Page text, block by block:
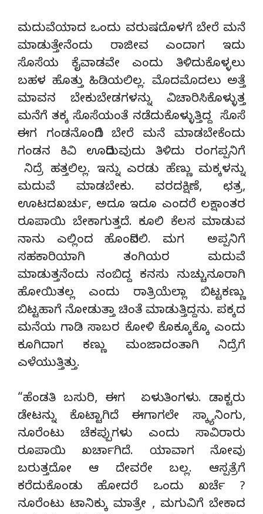
ಮದುವೆಯಾದ ಒಂದು ವರುಷದೊಳಗೆ ಬೇರೆ ಮನೆ
ಮಾಡುತ್ತೇನೆಂದು ರಾಜೀವ ಎಂದಾಗ ಇದು
ಸೊಸೆಯ ಕೈವಾಡವೇ ಎಂದು ತಿಳಿದುಕೊಳ್ಳಲು
ಬಹಳ ಹೊತ್ತು ಹಿಡಿಯಲಿಲ್ಲ. ಮೊದಮೊದಲು ಅತ್ತೆ
ಮಾವನ ಬೇಕುಬೇಡಗಳನ್ನು ವಿಚಾರಿಸಿಕೊಳ್ಳುತ್ತ
ಮನೆಗೆ ತಕ್ಕ ಸೊಸೆಯಂತೆ ನಡೆದುಕೊಳ್ಳುತ್ತಿದ್ದ ಸೊಸೆ
ಈಗ ಗಂಡನೊಂದಿಗೆ ಬೇರೆ ಮನೆ ಮಾಡಬೇಕೆಂದು
ಗಂಡನ ಕಿವಿ ಊದಿರುವುದು ತಿಳಿದು ರಂಗಪ್ಪನಿಗೆ
ನಿದ್ರೆ ಹತ್ತಲಿಲ್ಲ. ಇನ್ನು ಎರಡು ಹೆಣ್ಣು ಮಕ್ಕಳನ್ನು
ಮದುವೆ ಮಾಡಬೇಕು. ವರದಕ್ಷಿಣೆ, ಛತ್ರ,
ಊಟದಖರ್ಚು, ಅದೂ ಇದೂ ಎಂದರೆ ಲಕ್ಷಾಂತರ
ರೂಪಾಯಿ ಬೇಕಾಗುತ್ತದೆ. ಕೂಲಿ ಕೆಲಸ ಮಾಡುವ
ನಾನು ಎಲ್ಲಿಂದ ಹೊಂದಿಸಲಿ. ಮಗ ಅಪ್ಪನಿಗೆ
ಸಹಕಾರಿಯಾಗಿ ತಂಗಿಯರ ಮದುವೆ
ಮಾಡುತ್ತನೆಂದು ನಂಬಿದ್ದ ಕನಸು ನುಚ್ಚುನೂರಾಗಿ
ಹೋಯಿತಲ್ಲ ಎಂದು ರಾತ್ರಿಯೆಲ್ಲಾ ಬಿಟ್ಟಕಣ್ಣು
ಬಿಟ್ಟಹಾಗೆ ನೋಡುತ್ತಾ ಚಿಂತೆ ಮಾಡುತ್ತಿದ್ದನು. ಪಕ್ಕದ
ಮನೆಯ ಗಾಡಿ ಸಾಬರ ಕೋಳಿ ಕೊಕ್ಕೂಕ್ಕೊ ಎಂದು
ಕೂಗಿದಾಗ ಕಣ್ಣು ಮಂಜಾದಂತಾಗಿ ನಿದ್ರೆಗೆ
ಎಳೆಯುತ್ತಿತ್ತು.
“ಹೆಂಡತಿ ಬಸುರಿ, ಈಗ ಏಳುತಿಂಗಳು. ಡಾಕ್ಟರು
ಡೇಟನ್ನು ಕೊಟ್ಟಾಗಿದೆ ಈಗಾಗಲೇ ಸ್ಕ್ಯಾನಿಂಗು,
ನೂರೆಂಟು ಚೆಕಪ್ಪುಗಳು ಎಂದು ಸಾವಿರಾರು
ರೂಪಾಯಿ ಖರ್ಚಾಗಿದೆ. ಯಾವಾಗ ನೋವು
ಬರುತ್ತದೋ ಆ ದೇವರೇ ಬಲ್ಲ. ಆಸ್ಪತ್ರೆಗೆ
ಕರೆದುಕೊಂಡು ಹೋದರೆ ಒಂದು ಖರ್ಚೆ ?
ನೂರೆಂಟು ಟಾನಿಕ್ಕು ಮಾತ್ರೇ , ಮಗುವಿಗೆ ಬೇಕಾದ